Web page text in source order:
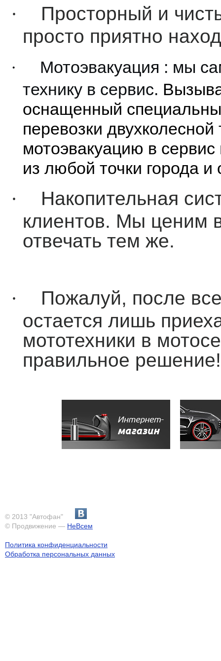
·
Просторный и
просто приятно
· Мотоэвакуация : мы
технику в сервис.
оснащенный
перевозки
мотоэвакуацию в
из любой точки города и
·
Накопительная
клиентов. Мы ценим
отвечать тем же.
·
Пожалуй, после
остается лишь
мототехники в
правильное решение!
© 2013 "Автофан"
© Продвижение — НеВсем
Политика конфиденциальности
Обработка персональных данных